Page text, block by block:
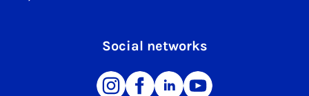
Social networks